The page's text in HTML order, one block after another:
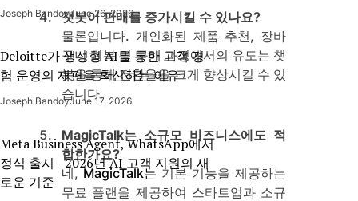
챗봇이 판매를 증가시킬 수 있나요?
물론입니다. 개인화된 제품 추천, 장바
구니 회복 및 구매 과정에서의 유도는 챗
봇을 통해 전환율을 크게 향상시킬 수 있
습니다.
MagicTalk는 소규모 비즈니스에도 적
합한가요?
네,MagicTalk는 기본 기능을 제공하는
무료 플랜을 제공하여 스타트업과 소규
Joseph BandoyJune 26, 2026
Deloitte가 생성형 AI를 통한 고객 경
험 운영의 재편을 확신하는 이유
Joseph BandoyJune 17, 2026
Meta Business Agent, WhatsApp에서
정식 출시 - 2026년 AI 고객 지원의 새
로운 기준